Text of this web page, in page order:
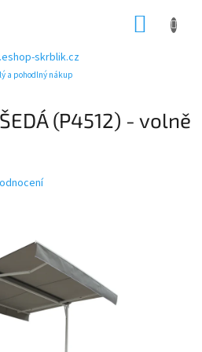
skrblik.cz
a pohodlný nákup
(P4512) - volně